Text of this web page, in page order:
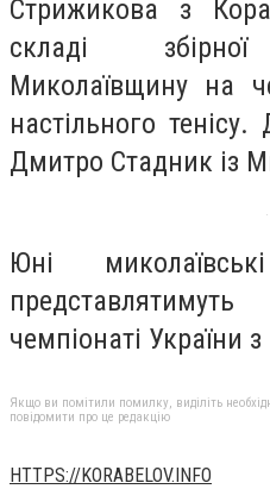
Стрижикова з
складі збірної
Миколаївщину на
настільного
Дмитро Стадник із
Юні
чемпіонаті України
Якщо ви помітили помилку, виділіть
повідомити про це редакцію
HTTPS://KORABELOV.INFO